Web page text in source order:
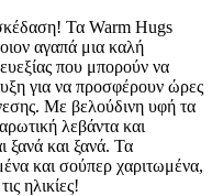
Τα Warm Hugs
αγαπά μια καλή
που μπορούν να
για να προσφέρουν ώρες
Με βελούδινη υφή τα
λεβάντα και
ξανά και ξανά. Τα
και σούπερ χαριτωμένα,
ηλικίες!